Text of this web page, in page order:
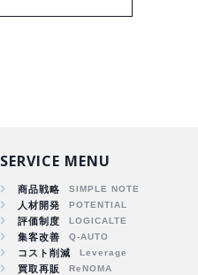
SERVICE MENU
商品戦略
人材開発
評価制度
集客改善
コスト削減
買取再販